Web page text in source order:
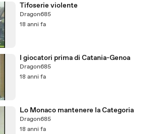
Tifoserie violente
Dragon685
18 anni fa
I giocatori prima di Catania-Genoa
Dragon685
18 anni fa
Lo Monaco mantenere la Categoria
Dragon685
18 anni fa